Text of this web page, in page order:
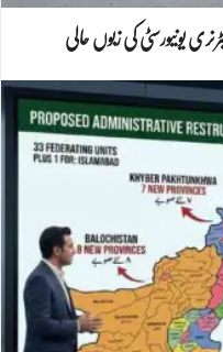
یونیورسٹی کی زبوں حالی